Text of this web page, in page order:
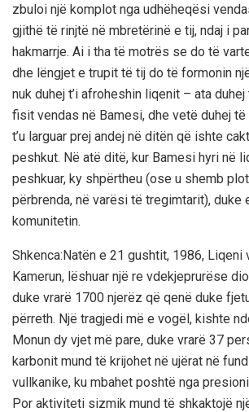
zbuloi një komplot nga udhëheqësi
gjithë të rinjtë në mbretërinë e tij, ndaj i
hakmarrje. Ai i tha të motrës se do të
dhe lëngjet e trupit të tij do të formonin
nuk duhej t’i afroheshin liqenit – ata
fisit vendas në Bamesi, dhe vetë duhej
t’u larguar prej andej në ditën që ishte
peshkut. Në atë ditë, kur Bamesi hyri në
peshkuar, ky shpërtheu (ose u shemb
përbrenda, në varësi të tregimtarit), duke
komunitetin.
Shkenca:Natën e 21 gushtit, 1986, Liqeni
Kamerun, lëshuar një re vdekjeprurëse
duke vrarë 1700 njerëz që qenë duke
përreth. Një tragjedi më e vogël, kishte
Monun dy vjet më pare, duke vrarë 37
karbonit mund të krijohet në ujërat në
vullkanike, ku mbahet poshtë nga
Por aktiviteti sizmik mund të shkaktojë